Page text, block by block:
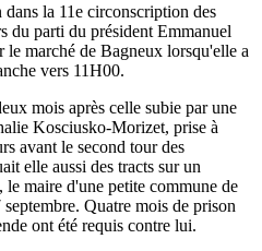
la 11e circonscription des
du parti du président Emmanuel
marché de Bagneux lorsqu'elle a
vers 11H00.
mois après celle subie par une
Kosciusko-Morizet, prise à
avant le second tour des
elle aussi des tracts sur un
le maire d'une petite commune de
Quatre mois de prison
ont été requis contre lui.